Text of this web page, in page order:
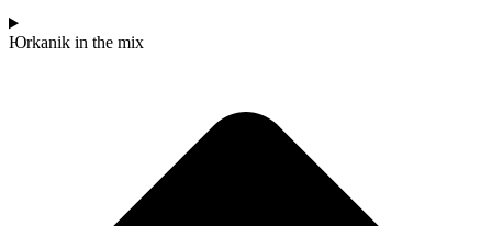
Юrkanik in the mix